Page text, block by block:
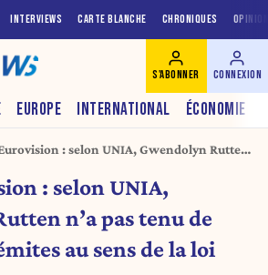
INTERVIEWS CARTE BLANCHE CHRONIQUES
EUROPE INTERNATIONAL ÉCONOMIE
S'ABONNER CONNEXION
: selon UNIA, Gwendolyn Rutten
la loi : selon UNIA,
n’a pas tenu de
au sens de la loi